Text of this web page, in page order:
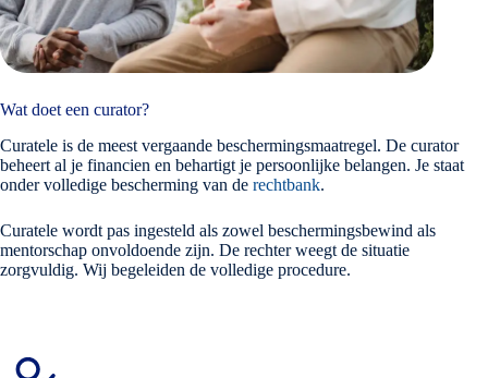
Wat doet een curator?
Curatele is de meest vergaande beschermingsmaatregel. De curator
beheert al je financien en behartigt je persoonlijke belangen. Je staat
onder volledige bescherming van de rechtbank.
Curatele wordt pas ingesteld als zowel beschermingsbewind als
mentorschap onvoldoende zijn. De rechter weegt de situatie
zorgvuldig. Wij begeleiden de volledige procedure.